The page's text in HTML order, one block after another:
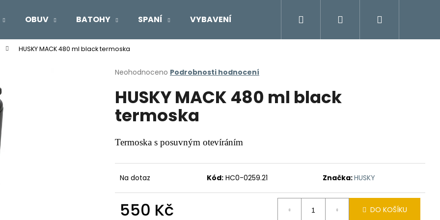
OBUV BATOHY SPANÍ VYBAVENÍ Moje objednávka
Přihlášení
HUSKY MACK 480 ml black termoska
Průměrné
produktu
je
0,0
z
hvězdiček.
Neohodnoceno Podrobnosti hodnocení
HUSKY MACK 480 ml black
termoska
Termoska s posuvným otevíráním
Na dotaz Kód: HC0-0259.21 Značka:HUSKY
550 Kč DO KOŠÍKU
Co potřebujete najít?
HLEDAT